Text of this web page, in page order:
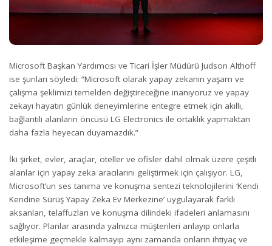
Microsoft Başkan Yardımcısı ve Ticari İşler Müdürü Judson Althoff
ise şunları söyledi: “Microsoft olarak yapay zekanın yaşam ve
çalışma şeklimizi temelden değiştireceğine inanıyoruz ve yapay
zekayı hayatın günlük deneyimlerine entegre etmek için akıllı,
bağlantılı alanların öncüsü LG Electronics ile ortaklık yapmaktan
daha fazla heyecan duyamazdık.”
İki şirket, evler, araçlar, oteller ve ofisler dahil olmak üzere çeşitli
alanlar için yapay zeka aracılarını geliştirmek için çalışıyor. LG,
Microsoft’un ses tanıma ve konuşma sentezi teknolojilerini ‘Kendi
Kendine Sürüş Yapay Zeka Ev Merkezine’ uygulayarak farklı
aksanları, telaffuzları ve konuşma dilindeki ifadeleri anlamasını
sağlıyor. Planlar arasında yalnızca müşterileri anlayıp onlarla
etkileşime geçmekle kalmayıp aynı zamanda onların ihtiyaç ve